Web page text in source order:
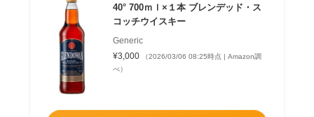
40° 700ｍｌ×１本 ブレンデッド・ス
コッチウイスキー
Generic
¥3,000
（2026/03/06 08:25時点 | Amazon調
べ）